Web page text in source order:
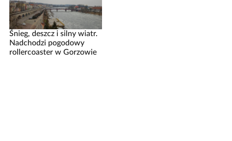
Śnieg, deszcz i silny wiatr.
Nadchodzi pogodowy
rollercoaster w Gorzowie